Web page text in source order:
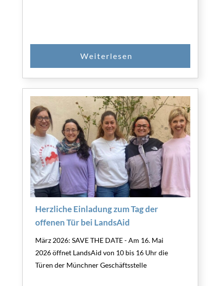
Herzliche Einladung zum Tag der
offenen Tür bei LandsAid
März 2026: SAVE THE DATE - Am 16. Mai
2026 öffnet LandsAid von 10 bis 16 Uhr die
Türen der Münchner Geschäftsstelle